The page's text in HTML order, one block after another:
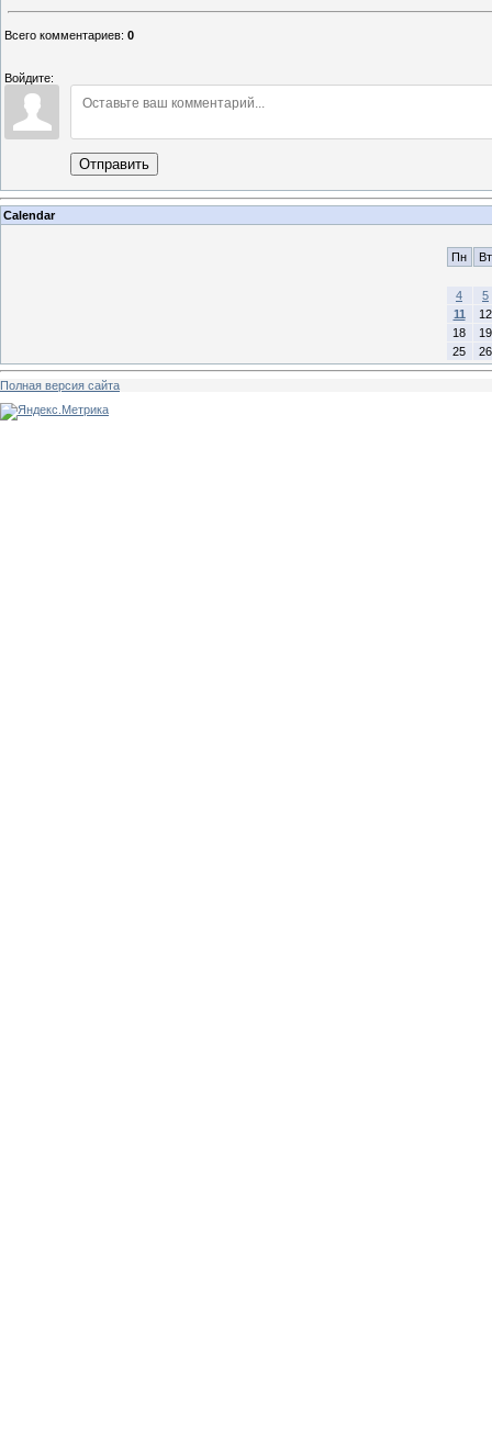
Всего комментариев: 0
Войдите:
Отправить
Calendar
Пн Вт
4
5
11
12
18
19
25
26
Полная версия сайта